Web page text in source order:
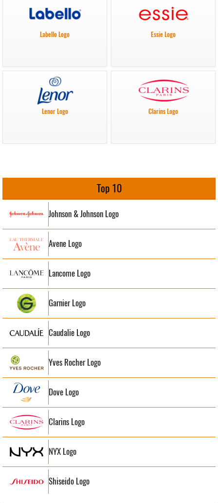
Labello Logo Essie Logo
Lenor Logo Clarins Logo
Top 10
Johnson & Johnson Logo
Avene Logo
Lancome Logo
Garnier Logo
Caudalie Logo
Yves Rocher Logo
Dove Logo
Clarins Logo
NYX Logo
Shiseido Logo